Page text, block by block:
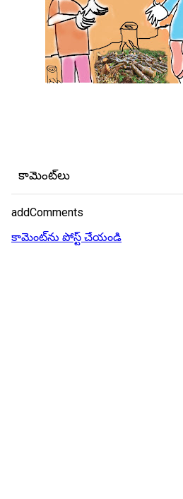
కామెంట్‌లు
addComments
కామెంట్‌ను పోస్ట్ చేయండి